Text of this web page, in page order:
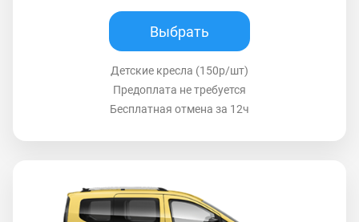
Выбрать
Детские кресла (150р/шт)
Предоплата не требуется
Бесплатная отмена за 12ч